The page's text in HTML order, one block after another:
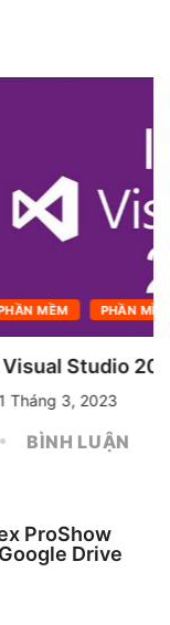
BÌNH LUẬN
ProShow
Drive